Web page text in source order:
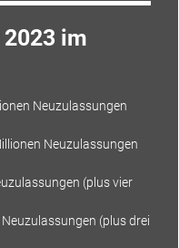
im
Neuzulassungen
Neuzulassungen
(plus vier
(plus drei